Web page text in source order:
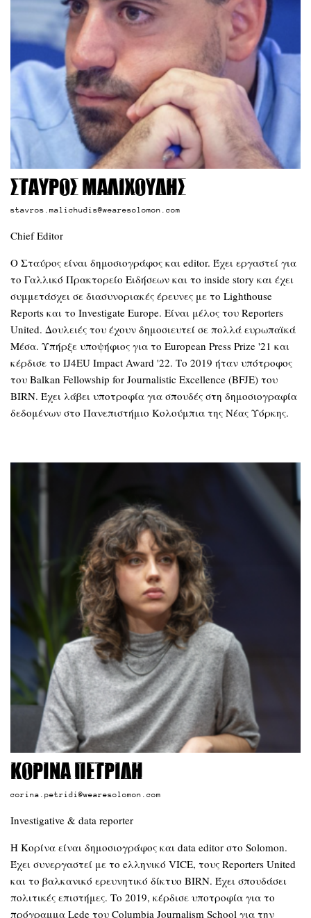
Σταύρος Μαλιχούδης
stavros.malichudis@wearesolomon.com
Chief Editor
Ο Σταύρος είναι δημοσιογράφος και editor. Έχει εργαστεί για
το Γαλλικό Πρακτορείο Ειδήσεων και το inside story και έχει
συμμετάσχει σε διασυνοριακές έρευνες με το Lighthouse
Reports και το Investigate Europe. Είναι μέλος του Reporters
United. Δουλειές του έχουν δημοσιευτεί σε πολλά ευρωπαϊκά
Μέσα. Υπήρξε υποψήφιος για το European Press Prize '21 και
κέρδισε το IJ4EU Impact Award '22. Το 2019 ήταν υπότροφος
του Balkan Fellowship for Journalistic Excellence (BFJE) του
BIRN. Έχει λάβει υποτροφία για σπουδές στη δημοσιογραφία
δεδομένων στο Πανεπιστήμιο Κολούμπια της Νέας Υόρκης.
Κορίνα Πετρίδη
corina.petridi@wearesolomon.com
Investigative & data reporter
Η Κορίνα είναι δημοσιογράφος και data editor στο Solomon.
Έχει συνεργαστεί με το eλληνικό VICE, τους Reporters United
και το βαλκανικό ερευνητικό δίκτυο BIRN. Έχει σπουδάσει
πολιτικές επιστήμες. Το 2019, κέρδισε υποτροφία για το
πρόγραμμα Lede του Columbia Journalism School για την